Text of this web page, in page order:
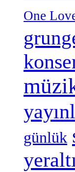
One
günlük